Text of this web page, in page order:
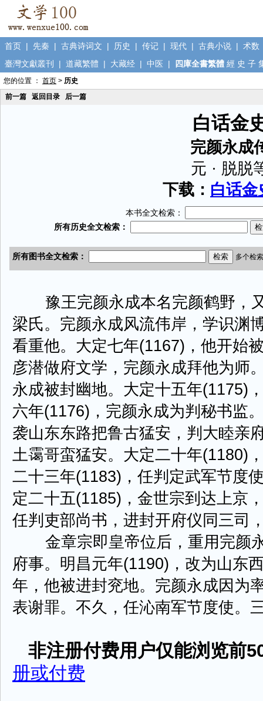
首页 | 先秦 | 古典诗词文 | 历史 | 传记 | 现代 | 古典小说 | 术数
臺灣文獻叢刊
| 道藏繁體 | 大藏经 | 中医 | 四庫全書繁體 經 史 子
您的位置 ： 首页 > 历史
前一篇
返回目录 后一篇
白话金
完颜永成
元 · 脱脱
下载： 白话
本书全文检索：
豫王完颜永成本名完颜鹤野，
梁氏。完颜永成风流伟岸，学识渊
看重他。大定七年(1167)，他开始
彦潜做府文学，完颜永成拜他为师
永成被封幽地。大定十五年(1175)
六年(1176)，完颜永成为判秘书监
袭山东东路把鲁古猛安，判大睦亲
土霭哥蛮猛安。大定二十年(1180)
二十三年(1183)，任判定武军节度
定二十五(1185)，金世宗到达上京
任判吏部尚书，进封开府仪同三司
金章宗即皇帝位后，重用完颜
府事。明昌元年(1190)，改为山东
年，他被进封兖地。完颜永成因为
表谢罪。不久，任沁南军节度使。
非注册付费用户仅能浏览前
册或付费